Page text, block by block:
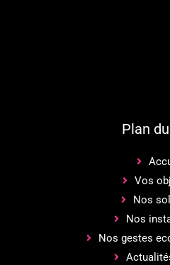
Plan
Vos
Nos
Nos
Nos gestes